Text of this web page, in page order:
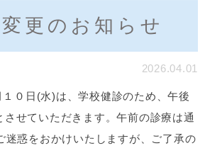
更のお知らせ
2026.04.01
０日(水)は、学校健診のため、午後
させていただきます。午前の診療は通
惑をおかけいたしますが、ご了承の